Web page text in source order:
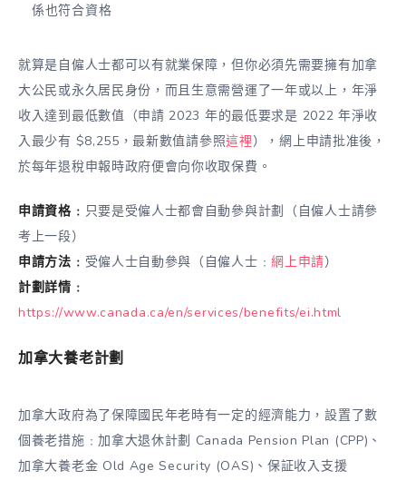
係也符合資格
就算是自僱人士都可以有就業保障，但你必須先需要擁有加拿
大公民或永久居民身份，而且生意需營運了一年或以上，年淨
收入達到最低數值（申請 2023 年的最低要求是 2022 年淨收
入最少有 $8,255，最新數值請參照這裡），網上申請批准後，
於每年退稅申報時政府便會向你收取保費。
申請資格﹕ 只要是受僱人士都會自動參與計劃（自僱人士請參
考上一段）
申請方法﹕ 受僱人士自動參與（自僱人士﹕網上申請）
計劃詳情﹕
https://www.canada.ca/en/services/benefits/ei.html
加拿大養老計劃
加拿大政府為了保障國民年老時有一定的經濟能力，設置了數
個養老措施﹕加拿大退休計劃 Canada Pension Plan (CPP)、
加拿大養老金 Old Age Security (OAS)、保証收入支援